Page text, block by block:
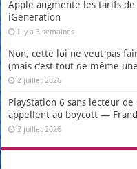
Apple augmente les tarifs
iGeneration
Il y a 3 semaines
Non, cette loi ne veut pas
(mais c’est tout de même
2 juillet 2026
PlayStation 6 sans lecteur
appellent au boycott —
2 juillet 2026